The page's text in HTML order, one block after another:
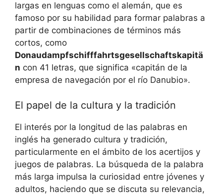
largas en lenguas como el alemán, que es
famoso por su habilidad para formar palabras a
partir de combinaciones de términos más
cortos, como
Donaudampfschifffahrtsgesellschaftskapitä
n con 41 letras, que significa «capitán de la
empresa de navegación por el río Danubio».
El papel de la cultura y la tradición
El interés por la longitud de las palabras en
inglés ha generado cultura y tradición,
particularmente en el ámbito de los acertijos y
juegos de palabras. La búsqueda de la palabra
más larga impulsa la curiosidad entre jóvenes y
adultos, haciendo que se discuta su relevancia,